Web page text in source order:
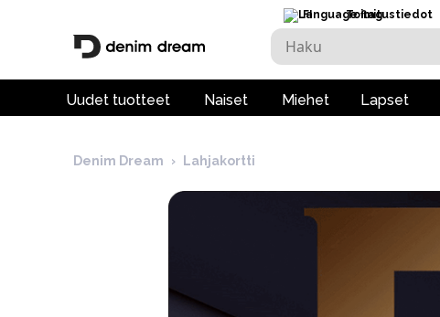
FI Toimitustiedot
Uudet tuotteet Naiset Miehet Lapset
Denim Dream › Lahjakortti